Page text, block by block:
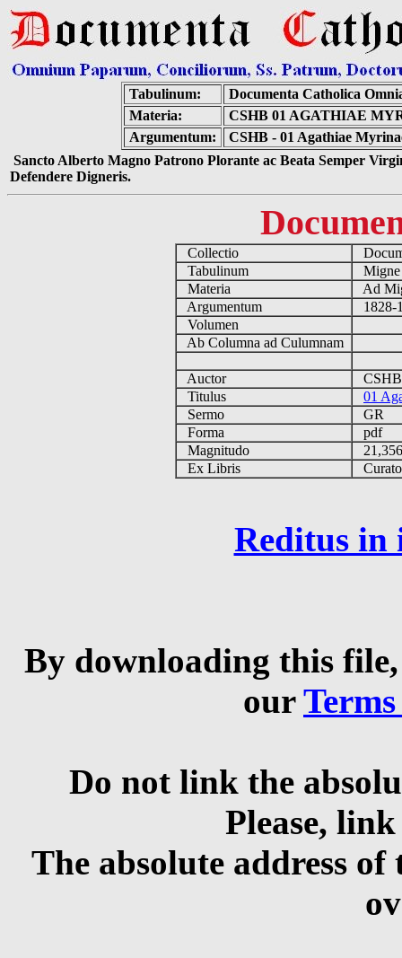
Tabulinum:
Documenta Catholica
Materia:
CSHB 01 AGATHIAE
Argumentum:
CSHB - 01 Agathiae
Sancto Alberto Magno Patrono Plorante ac Beata Semper
Defendere Digneris.
Collectio
Tabulinum
Materia
Ad
Argumentum
1828-
Volumen
Ab Columna ad Culumnam
Auctor
Titulus
01
Sermo
GR
Forma
pdf
Magnitudo
Ex Libris
Reditus in
By downloading this
our
Do not link the
Please,
The absolute address